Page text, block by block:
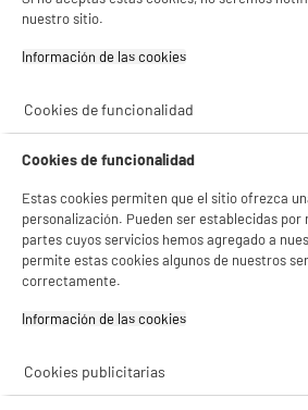
★★★★★
★★★★★
★★★★★
★★★★★
TCL/THOMSON
Tipo : Específico de un
Número de dispositivos
nuestro sitio.
Información de las cookies‎
Cookies de funcionalidad
Cookies de funcionalidad
Estas cookies permiten que el sitio ofrezca
personalización. Pueden ser establecidas
partes cuyos servicios hemos agregado a
permite estas cookies algunos de nuestros
correctamente.
Información de las cookies‎
Cookies publicitarias